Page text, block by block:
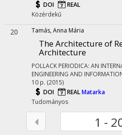
DOI
REAL
Közérdekű
20 Tamás, Anna Mária
The Architecture of
Architecture
POLLACK PERIODICA: AN
ENGINEERING AND
10 p. (2015)
DOI
REALMatarka
Tudományos
1 -